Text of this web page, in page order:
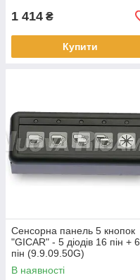
1 414 ₴
Купити
Сенсорна панель 5 кнопок
"GICAR" - 5 діодів 16 пін + 6
пін (9.9.09.50G)
В наявності